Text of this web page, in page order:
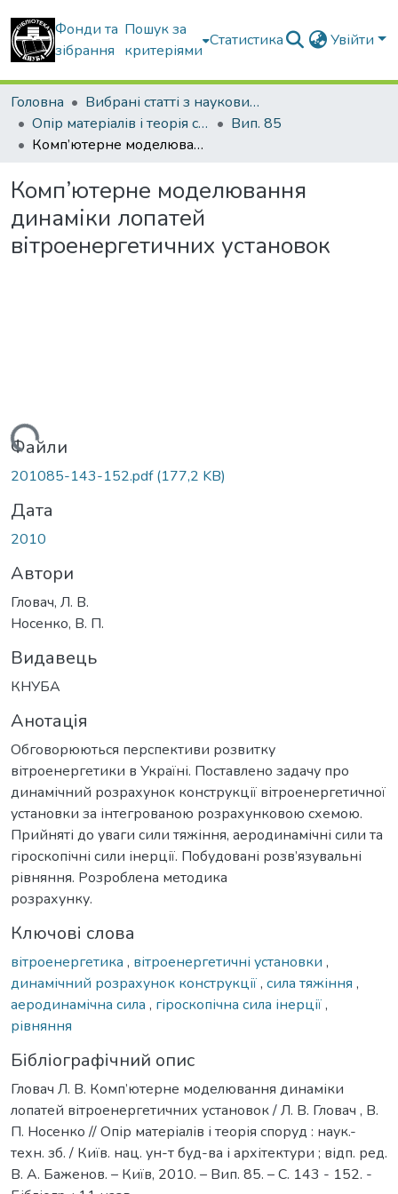
Фонди та
зібрання
Пошук за
критеріями
Статистика Увійти
Головна
Вибрані статті з наукових збірників КНУБА
Опір матеріалів і теорія споруд
Вип. 85
Комп’ютерне моделювання динаміки лопатей вітроенергетичних установок
Комп’ютерне моделювання
динаміки лопатей
вітроенергетичних установок
Файли
201085-143-152.pdf(177,2 KB)
Дата
2010
Автори
Гловач, Л. В.
Носенко, В. П.
Видавець
КНУБА
Анотація
Обговорюються перспективи розвитку
вітроенергетики в Україні. Поставлено задачу про
динамічний розрахунок конструкції вітроенергетичної
установки за інтегрованою розрахунковою схемою.
Прийняті до уваги сили тяжіння, аеродинамічні сили та
гіроскопічні сили інерції. Побудовані розв’язувальні
рівняння. Розроблена методика
розрахунку.
Ключові слова
вітроенергетика , вітроенергетичні установки ,
динамічний розрахунок конструкції, сила тяжіння ,
аеродинамічна сила , гіроскопічна сила інерції,
рівняння
Бібліографічний опис
Гловач Л. В. Комп’ютерне моделювання динаміки
лопатей вітроенергетичних установок / Л. В. Гловач , В.
П. Носенко // Опір матеріалів і теорія споруд : наук.-
техн. зб. / Київ. нац. ун-т буд-ва і архітектури ; відп. ред.
В. А. Баженов. – Київ, 2010. – Вип. 85. – С. 143 - 152. -